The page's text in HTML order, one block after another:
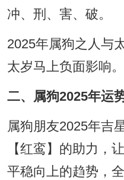
冲、刑、害、破。
2025年属狗之人与
太岁马上负面影响。
二、属狗2025年运
属狗朋友2025年吉
【红鸾】的助力，
平稳向上的趋势，